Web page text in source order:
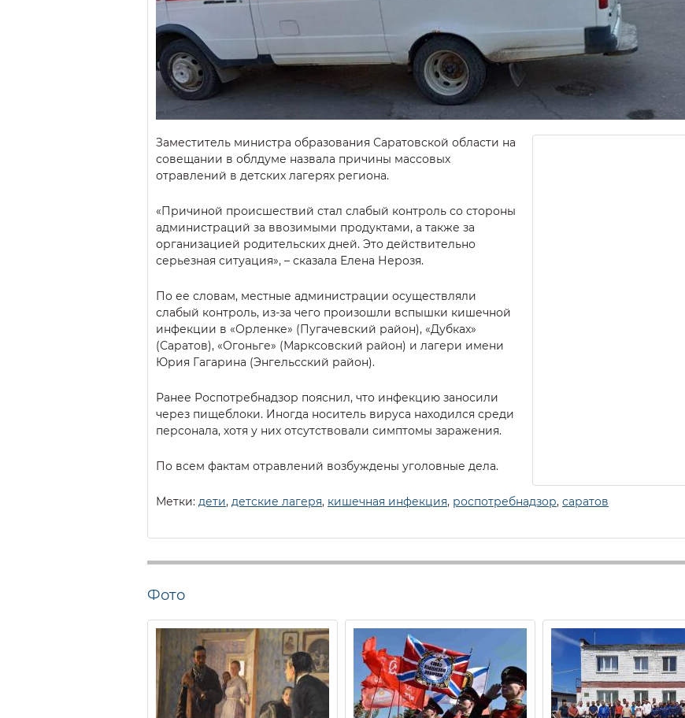
Заместитель министра образования Саратовской области на
совещании в облдуме назвала причины массовых
отравлений в детских лагерях региона.
«Причиной происшествий стал слабый контроль со стороны
администраций за ввозимыми продуктами, а также за
организацией родительских дней. Это действительно
серьезная ситуация», – сказала Елена Нерозя.
По ее словам, местные администрации осуществляли
слабый контроль, из-за чего произошли вспышки кишечной
инфекции в «Орленке» (Пугачевский район), «Дубках»
(Саратов), «Огоньге» (Марксовский район) и лагери имени
Юрия Гагарина (Энгельсский район).
Ранее Роспотребнадзор пояснил, что инфекцию заносили
через пищеблоки. Иногда носитель вируса находился среди
персонала, хотя у них отсутствовали симптомы заражения.
По всем фактам отравлений возбуждены уголовные дела.
Метки: дети, детские лагеря, кишечная инфекция, роспотребнадзор, саратов
Фото